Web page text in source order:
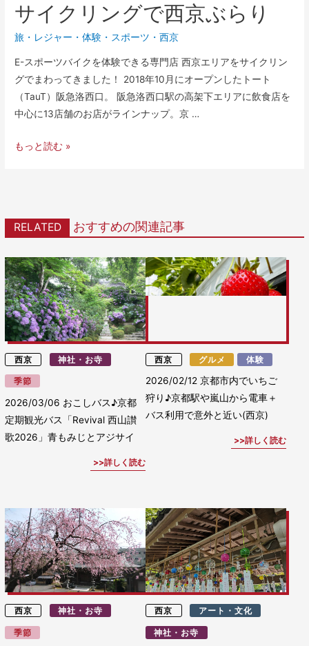
サイクリングで西京ぶらり
旅・レジャー ・体験 ・ スポーツ ・西京
E-スポーツバイクを体験できる専門店 西京エリアをサイクリン
グでまわってきました！ 2018年10月にオープンしたトート
（TauT）阪急洛西口。 阪急洛西口駅の高架下エリアに飲食店を
中心に13店舗のお店がラインナップ。京 …
もっと読む »
RELATED おすすめの関連記事
西京 神社・お寺
季節
2026/03/06 おこしバス♪京都
定期観光バス「Revival 西山讃
歌2026」青もみじとアジサイ
詳しく読む
西京 グルメ 体験
2026/02/12 京都市内でいちご
狩り♪京都駅や嵐山から電車＋
バス利用で意外と近い(西京)
詳しく読む
西京 神社・お寺
季節
西京 アート・文化
神社・お寺